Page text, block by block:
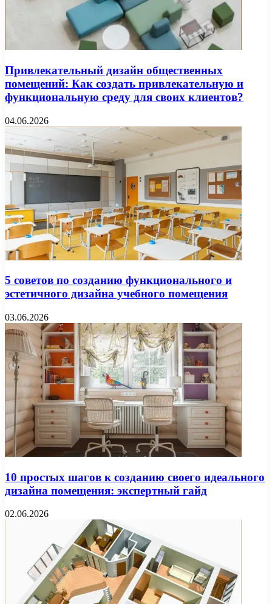
Привлекательный дизайн общественных
помещений: Как создать привлекательную и
функциональную среду для своих клиентов?
04.06.2026
5 советов по созданию функционального и
эстетичного дизайна учебного помещения
03.06.2026
10 простых шагов к созданию своего идеального
дизайна помещения: экспертный гайд
02.06.2026